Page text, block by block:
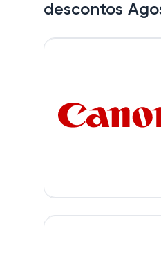
descontos